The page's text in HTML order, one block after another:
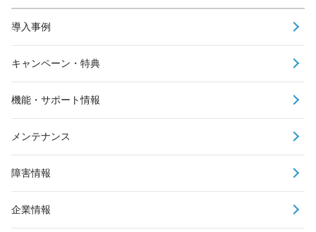
導入事例
キャンペーン・特典
機能・サポート情報
メンテナンス
障害情報
企業情報